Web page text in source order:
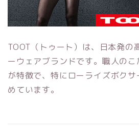
TOOT（トゥート）は、日本発の
ーウェアブランドです。職人の
が特徴で、特にローライズボク
めています。